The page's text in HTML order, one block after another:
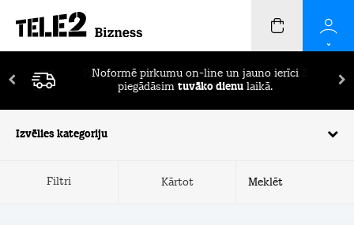
Pirmos 2 mēnešus ierīču apdrošināšanaBEZ
MAKSAS!
Izvēlies kategoriju
Filtri Kārtot